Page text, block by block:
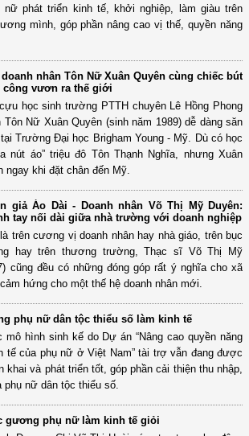
nữ phát triển kinh tế, khởi nghiệp, làm giàu trên
mình, góp phần nâng cao vị thế, quyền năng
doanh nhân Tôn Nữ Xuân Quyên cùng chiếc bút
công vươn ra thế giới
học sinh trường PTTH chuyên Lê Hồng Phong
Tôn Nữ Xuân Quyên (sinh năm 1989) dễ dàng săn
Trường Đại học Brigham Young - Mỹ. Dù có học
nút áo” triệu đô Tôn Thạnh Nghĩa, nhưng Xuân
ngay khi đặt chân đến Mỹ.
giả Áo Dài - Doanh nhân Võ Thị Mỹ Duyên:
tay nối dài giữa nhà trường với doanh nghiệp
là trên cương vị doanh nhân hay nhà giáo, trên bục
hay trên thương trường, Thạc sĩ Võ Thị Mỹ
cũng đều có những đóng góp rất ý nghĩa cho xã
hứng cho một thế hệ doanh nhân mới.
phụ nữ dân tộc thiểu số làm kinh tế
mô hình sinh kế do Dự án “Nâng cao quyền năng
tế của phụ nữ ở Việt Nam” tài trợ vẫn đang được
khai và phát triển tốt, góp phần cải thiện thu nhập,
phụ nữ dân tộc thiểu số.
gương phụ nữ làm kinh tế giỏi